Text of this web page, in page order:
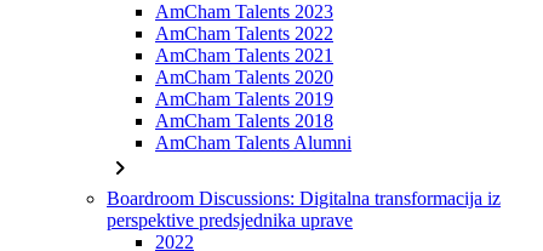
AmCham Talents 2023
AmCham Talents 2022
AmCham Talents 2021
AmCham Talents 2020
AmCham Talents 2019
AmCham Talents 2018
AmCham Talents Alumni
chevron_right
Boardroom Discussions: Digitalna transformacija iz
perspektive predsjednika uprave
2022